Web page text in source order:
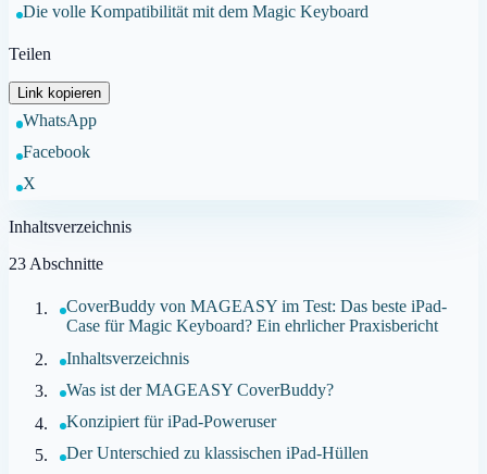
Die volle Kompatibilität mit dem Magic Keyboard
Teilen
Link kopieren
WhatsApp
Facebook
X
Inhaltsverzeichnis
23 Abschnitte
CoverBuddy von MAGEASY im Test: Das beste iPad-
Case für Magic Keyboard? Ein ehrlicher Praxisbericht
Inhaltsverzeichnis
Was ist der MAGEASY CoverBuddy?
Konzipiert für iPad-Poweruser
Der Unterschied zu klassischen iPad-Hüllen